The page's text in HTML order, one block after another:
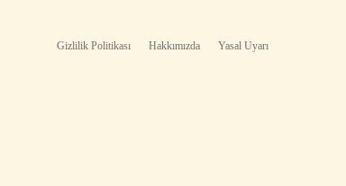
Gizlilik Politikası Hakkımızda Yasal Uyarı